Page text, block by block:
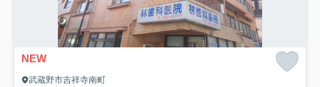
NEW
武蔵野市吉祥寺南町